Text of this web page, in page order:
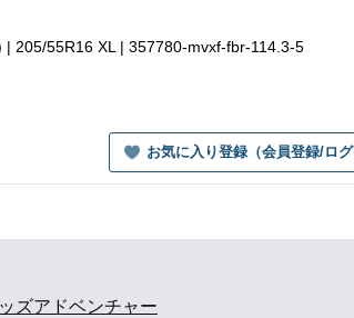
| 205/55R16 XL | 357780-mvxf-fbr-114.3-5
お気に入り登録（会員登録/ログ
ズアドベンチャー